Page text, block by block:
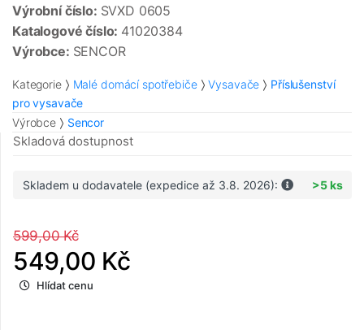
Výrobní číslo: SVXD 0605
Katalogové číslo: 41020384
Výrobce: SENCOR
Kategorie Malé domácí spotřebiče Vysavače
Příslušenství
pro vysavače
Výrobce
Sencor
Skladová dostupnost
Skladem u dodavatele (expedice až 3.8. 2026): >5 ks
599,00 Kč
549,00 Kč
Hlídat cenu